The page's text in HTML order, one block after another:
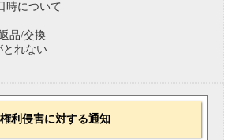
時について
品/交換
とれない
権利侵害に対する通知